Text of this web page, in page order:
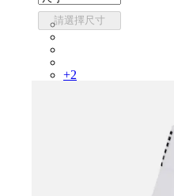
請選擇尺寸
RCP10XXBLW
+2